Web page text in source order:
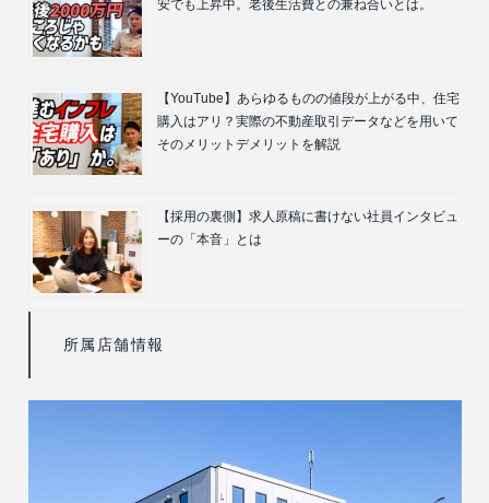
安でも上昇中。老後生活費との兼ね合いとは。
【YouTube】あらゆるものの値段が上がる中、住宅
購入はアリ？実際の不動産取引データなどを用いて
そのメリットデメリットを解説
【採用の裏側】求人原稿に書けない社員インタビュ
ーの「本音」とは
所属店舗情報